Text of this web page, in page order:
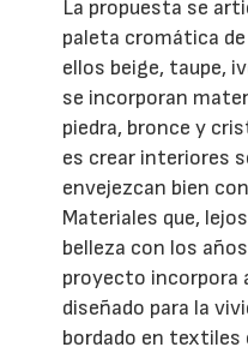
La propuesta se
paleta cromática
ellos beige, taupe,
se incorporan
piedra, bronce y
es crear interiores
envejezcan bien
Materiales que,
belleza con los
proyecto incorpora
diseñado para la
bordado en textiles